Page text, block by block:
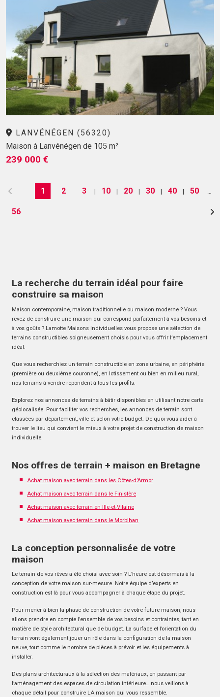
LANVÉNÉGEN (56320)
Maison à Lanvénégen de 105 m²
239 000 €
1 2 3 | 10 | 20 | 30 | 40 | 50
56
La recherche du terrain idéal pour faire
construire sa maison
Maison contemporaine, maison traditionnelle ou maison moderne ? Vous
rêvez de construire une maison qui correspond parfaitement à vos besoins et
à vos goûts ? Lamotte Maisons Individuelles vous propose une sélection de
terrains constructibles soigneusement choisis pour vous offrir l’emplacement
idéal.
Que vous recherchiez un terrain constructible en zone urbaine, en périphérie
(première ou deuxième couronne), en lotissement ou bien en milieu rural,
nos terrains à vendre répondent à tous les profils.
Explorez nos annonces de terrains à bâtir disponibles en utilisant notre carte
géolocalisée. Pour faciliter vos recherches, les annonces de terrain sont
classées par département, ville et selon votre budget. De quoi vous aider à
trouver le lieu qui convient le mieux à votre projet de construction de maison
individuelle.
Nos offres de terrain + maison en Bretagne
Achat maison avec terrain dans les Côtes-d’Armor
Achat maison avec terrain dans le Finistère
Achat maison avec terrain en Ille-et-Vilaine
Achat maison avec terrain dans le Morbihan
La conception personnalisée de votre
maison
Le terrain de vos rêves a été choisi avec soin ? L’heure est désormais à la
conception de votre maison sur-mesure. Notre équipe d’experts en
construction est là pour vous accompagner à chaque étape du projet.
Pour mener à bien la phase de construction de votre future maison, nous
allons prendre en compte l’ensemble de vos besoins et contraintes, tant en
matière de style architectural que de budget. La surface et l’orientation du
terrain vont également jouer un rôle dans la configuration de la maison
neuve, tout comme le nombre de pièces à prévoir et les équipements à
installer.
Des plans architecturaux à la sélection des matériaux, en passant par
l’aménagement des espaces de circulation intérieure… nous veillons à
chaque détail pour construire LA maison qui vous ressemble.